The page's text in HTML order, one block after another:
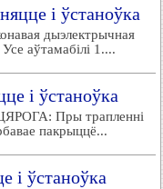
і ўстаноўка
дыэлектрычная
аўтамабілі 1....
і ўстаноўка
Пры трапленні
пакрыццё...
і ўстаноўка